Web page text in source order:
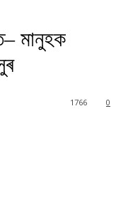
মানুহক
0
1766